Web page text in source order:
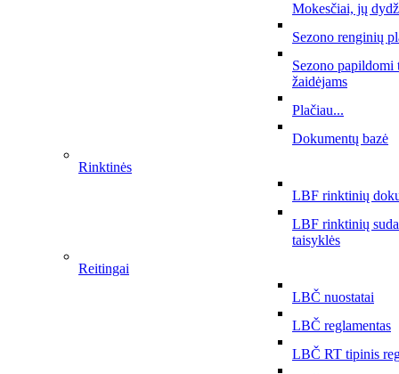
Mokesčiai, jų
Sezono renginių
Sezono papildomi
žaidėjams
Plačiau...
Dokumentų bazė
Rinktinės
LBF rinktinių
LBF rinktinių
taisyklės
Reitingai
LBČ nuostatai
LBČ reglamentas
LBČ RT tipinis